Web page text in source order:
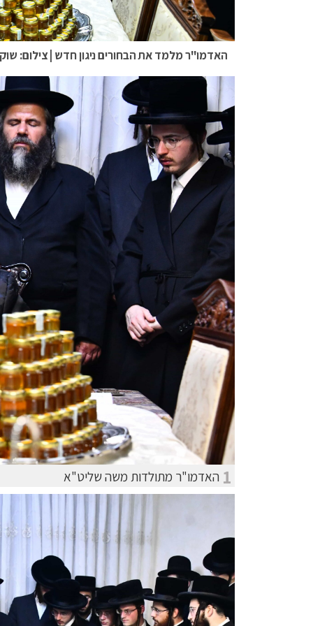
האדמו"ר מלמד את הבחורים ניגון חדש | צילום:
1 האדמו"ר מתולדות משה שליט"א